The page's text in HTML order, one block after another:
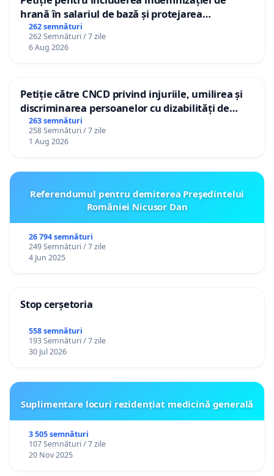
hrană în salariul de bază și protejarea
gradațiilor de vechime pentru asistenții
personali
262 semnături
262 Semnături / 7 zile
6 Aug 2026
Petiție către CNCD privind injuriile, umilirea și
discriminarea persoanelor cu dizabilități de
către utilizatorul TikTok „Gorici”
263 semnături
258 Semnături / 7 zile
1 Aug 2026
Referendumul pentru demiterea Preşedintelui
României Nicusor Dan
26 794 semnături
249 Semnături / 7 zile
4 Jun 2025
Stop cerșetoria
558 semnături
193 Semnături / 7 zile
30 Jul 2026
Suplimentare locuri rezidențiat medicină generală
3 505 semnături
107 Semnături / 7 zile
20 Nov 2025